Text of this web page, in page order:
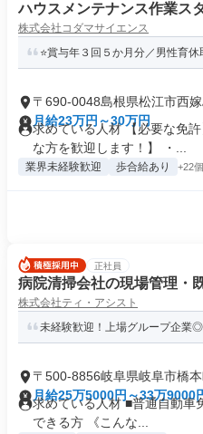
ハウスメンテナンス作業ス
株式会社コダマサイエンス
⭐賞与年３回５か月分／男性育
〒690-0048島根県松江市西
月給23万円～30万円
求めている人材 【必要な免
な方を歓迎します！】 ・...
業界未経験歓迎 歩合給あり +22個
正社員
病院清掃会社の現場管理・
株式会社ティ・アシスト
未経験歓迎！上場グループ企業
〒500-8856岐阜県岐阜市橋
月給25万5000円～33万9000
求めている人材 ■普通自動車
できる方 《こんな...